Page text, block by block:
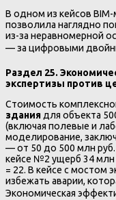
В одном из кейсов
позволила наглядно
из-за неравномерной
— за цифровыми
Раздел 25.
экспертизы против
Стоимость
зданиядля объекта
(включая полевые и
моделирование,
— от 50 до 500 млн руб.
кейсе №2 ущерб 34 млн
= 22. В кейсе с мостом
избежать аварии,
Экономическая